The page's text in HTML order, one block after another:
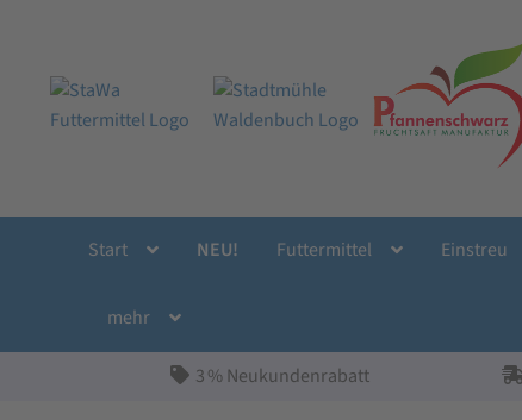
Navigation
springen
Inhalt
springen
Start NEU! Futtermittel Einstreu
mehr
3 % Neukundenrabatt